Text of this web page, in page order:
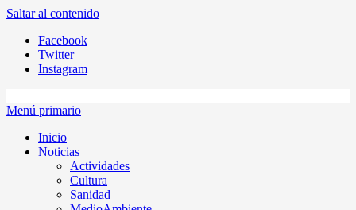
Saltar al contenido
Facebook
Twitter
Instagram
Menú primario
Inicio
Noticias
Actividades
Cultura
Sanidad